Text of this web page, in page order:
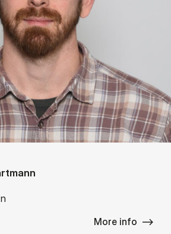
More info